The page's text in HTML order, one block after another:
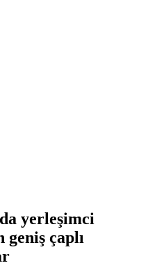
yerleşimci
çaplı